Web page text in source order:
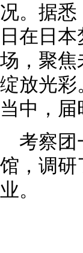
况。据
日在日
场，聚焦
绽放光彩
当中，届
考察团
馆，调研
业。